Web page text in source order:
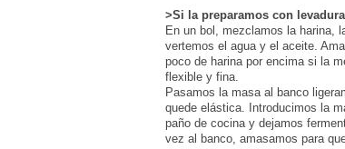
>Si la preparamos con
En un bol, mezclamos la harina,
vertemos el agua y el aceite.
poco de harina por encima si la
flexible y fina.
Pasamos la masa al banco
quede elástica. Introducimos la
paño de cocina y dejamos
vez al banco, amasamos para